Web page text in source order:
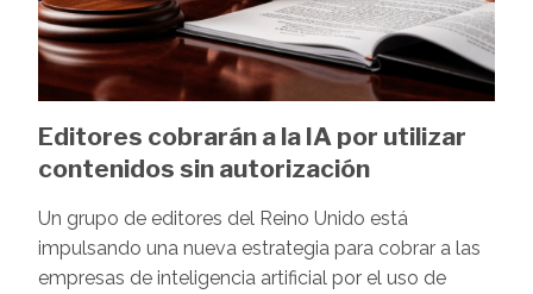
Editores cobrarán a la IA por utilizar
contenidos sin autorización
Un grupo de editores del Reino Unido está
impulsando una nueva estrategia para cobrar a las
empresas de inteligencia artificial por el uso de